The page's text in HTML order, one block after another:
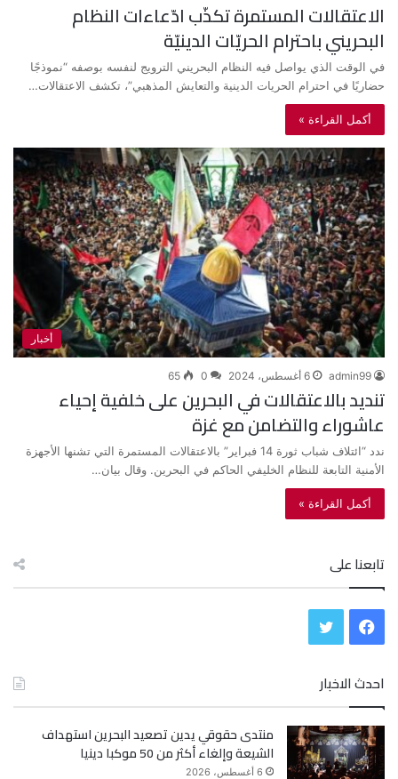
الاعتقالات المستمرة تكذّب ادّعاءات النظام
البحريني باحترام الحريّات الدينيّة
في الوقت الذي يواصل فيه النظام البحريني الترويج لنفسه بوصفه “نموذجًا
حضاريًا في احترام الحريات الدينية والتعايش المذهبي”، تكشف الاعتقالات…
أكمل القراءة »
أخبار
admin99 6 أغسطس، 2024 0
65
تنديد بالاعتقالات في البحرين على خلفية إحياء
عاشوراء والتضامن مع غزة
ندد “ائتلاف شباب ثورة 14 فبراير” بالاعتقالات المستمرة التي تشنها الأجهزة
الأمنية التابعة للنظام الخليفي الحاكم في البحرين. وقال بيان…
أكمل القراءة »
تابعنا على
ب
و
ت
ر
احدث الاخبار
منتدى حقوقي يدين تصعيد البحرين استهداف
الشيعة وإلغاء أكثر من 50 موكبا دينيا
6 أغسطس، 2026